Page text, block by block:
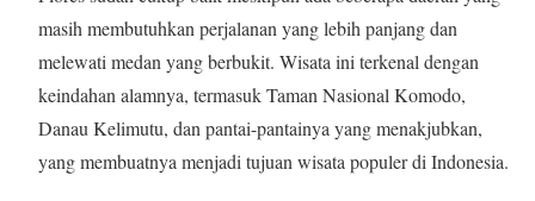
masih membutuhkan perjalanan yang lebih panjang dan
melewati medan yang berbukit. Wisata ini terkenal dengan
keindahan alamnya, termasuk Taman Nasional Komodo,
Danau Kelimutu, dan pantai-pantainya yang menakjubkan,
yang membuatnya menjadi tujuan wisata populer di Indonesia.